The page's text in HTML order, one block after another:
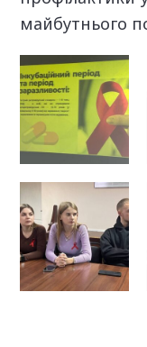
майбутнього